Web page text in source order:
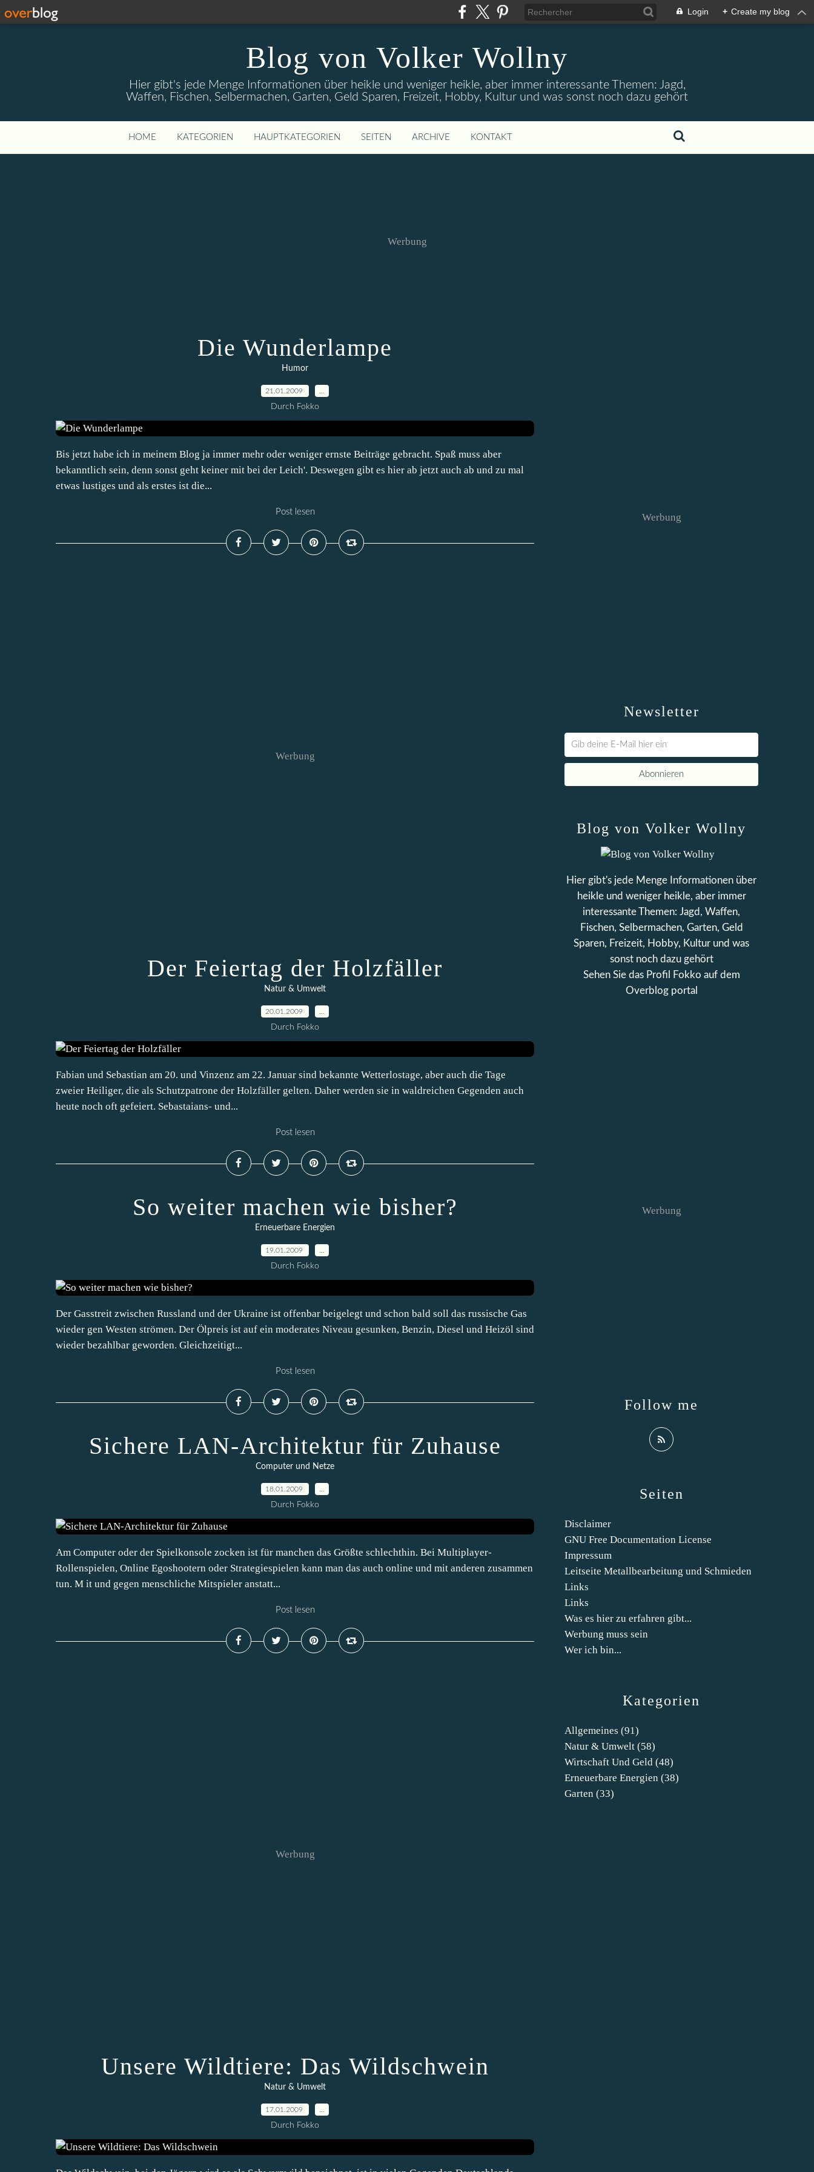
Login + Create my blog
Blog von Volker Wollny
Hier gibt's jede Menge Informationen über heikle und weniger heikle, aber immer interessante Themen: Jagd,
Waffen, Fischen, Selbermachen, Garten, Geld Sparen, Freizeit, Hobby, Kultur und was sonst noch dazu gehört
HOME KATEGORIEN HAUPTKATEGORIEN SEITEN ARCHIVE KONTAKT
Werbung
Die Wunderlampe
Humor
21.01.2009
Durch Fokko
Bis jetzt habe ich in meinem Blog ja immer mehr oder weniger ernste Beiträge gebracht. Spaß muss aber
bekanntlich sein, denn sonst geht keiner mit bei der Leich'. Deswegen gibt es hier ab jetzt auch ab und zu mal
etwas lustiges und als erstes ist die...
Post lesen
Werbung
Der Feiertag der Holzfäller
Natur & Umwelt
20.01.2009
Durch Fokko
Fabian und Sebastian am 20. und Vinzenz am 22. Januar sind bekannte Wetterlostage, aber auch die Tage
zweier Heiliger, die als Schutzpatrone der Holzfäller gelten. Daher werden sie in waldreichen Gegenden auch
heute noch oft gefeiert. Sebastaians- und...
Post lesen
So weiter machen wie bisher?
Erneuerbare Energien
19.01.2009
Durch Fokko
Der Gasstreit zwischen Russland und der Ukraine ist offenbar beigelegt und schon bald soll das russische Gas
wieder gen Westen strömen. Der Ölpreis ist auf ein moderates Niveau gesunken, Benzin, Diesel und Heizöl sind
wieder bezahlbar geworden. Gleichzeitigt...
Post lesen
Sichere LAN-Architektur für Zuhause
Computer und Netze
18.01.2009
Durch Fokko
Am Computer oder der Spielkonsole zocken ist für manchen das Größte schlechthin. Bei Multiplayer-
Rollenspielen, Online Egoshootern oder Strategiespielen kann man das auch online und mit anderen zusammen
tun. M it und gegen menschliche Mitspieler anstatt...
Post lesen
Werbung
Unsere Wildtiere: Das Wildschwein
Natur & Umwelt
17.01.2009
Durch Fokko
Newsletter
Werbung
Kategorien
Allgemeines (91)
Natur & Umwelt (58)
Wirtschaft Und Geld (48)
Erneuerbare Energien (38)
Garten (33)
Seiten
Disclaimer
GNU Free Documentation License
Impressum
Leitseite Metallbearbeitung und Schmieden
Links
Links
Was es hier zu erfahren gibt...
Werbung muss sein
Wer ich bin...
Blog von Volker Wollny
Hier gibt's jede Menge Informationen über
heikle und weniger heikle, aber immer
interessante Themen: Jagd, Waffen,
Fischen, Selbermachen, Garten, Geld
Sparen, Freizeit, Hobby, Kultur und was
sonst noch dazu gehört
Sehen Sie das Profil
Fokko auf dem
Overblog portal
Follow me
Werbung